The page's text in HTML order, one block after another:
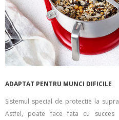
ADAPTAT PENTRU MUNCI DIFICILE
Sistemul special de protectie la
Astfel, poate face fata cu succes